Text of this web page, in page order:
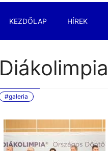
KEZDŐLAP HÍREK
#galeria